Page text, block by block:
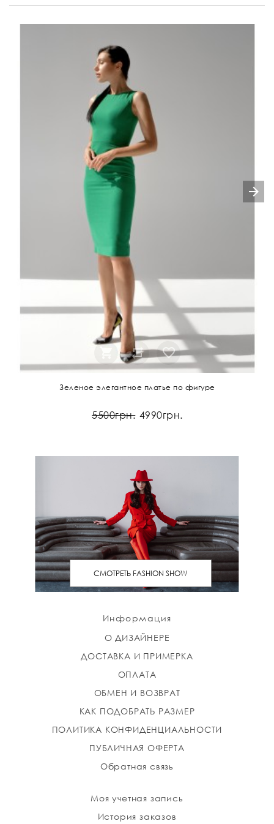
Зеленое элегантное платье по фигуре
5500грн. 4990грн.
СМОТРЕТЬ FASHION SHOW
Информация
О ДИЗАЙНЕРЕ
ДОСТАВКА И ПРИМЕРКА
ОПЛАТА
ОБМЕН И ВОЗВРАТ
КАК ПОДОБРАТЬ РАЗМЕР
ПОЛИТИКА КОНФИДЕНЦИАЛЬНОСТИ
ПУБЛИЧНАЯ ОФЕРТА
Обратная связь
Моя учетная запись
История заказов